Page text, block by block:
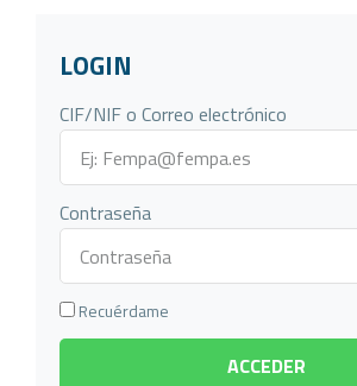
LOGIN
CIF/NIF o Correo electrónico
Contraseña
Recuérdame
ACCEDER